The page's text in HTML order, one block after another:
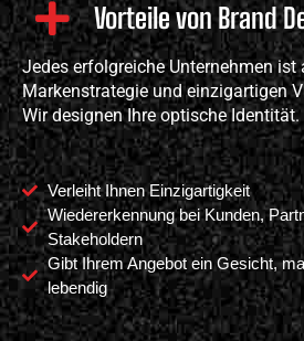
Vorteile von Brand
Jedes erfolgreiche Unternehmen ist
Markenstrategie und einzigartigen
Wir designen Ihre optische Identität.
Verleiht Ihnen Einzigartigkeit
Wiedererkennung bei Kunden,
Stakeholdern
Gibt Ihrem Angebot ein Gesicht,
lebendig